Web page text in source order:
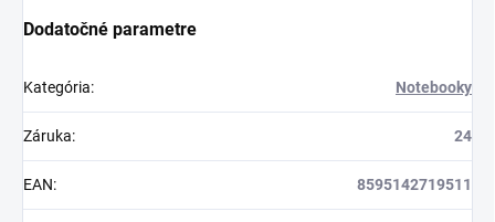
Dodatočné parametre
Kategória: Notebooky
Záruka: 24
EAN: 8595142719511